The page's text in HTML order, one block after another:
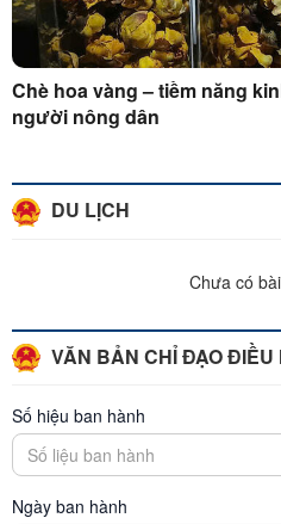
Chè hoa vàng – tiềm năng
người nông dân
DU LỊCH
Chưa có
VĂN BẢN CHỈ ĐẠO ĐIỀU
Số hiệu ban hành
Ngày ban hành